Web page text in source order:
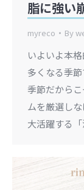
脂に強い
myreco By
いよいよ本
多くなる季
季節だから
ムを厳選し
大活躍する